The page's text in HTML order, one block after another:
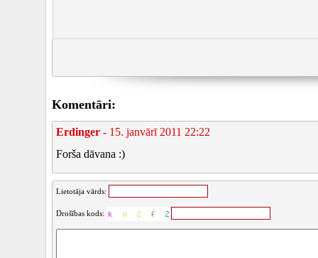
Komentāri:
Erdinger - 15. janvārī 2011 22:22
Forša dāvana :)
Lietotāja vārds:
Drošības kods: